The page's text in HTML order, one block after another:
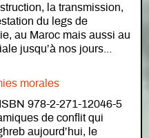
la transmission,
du legs de
au Maroc mais aussi au
jusqu’à nos jours...
morales
978-2-271-12046-5
de conflit qui
aujourd’hui, le